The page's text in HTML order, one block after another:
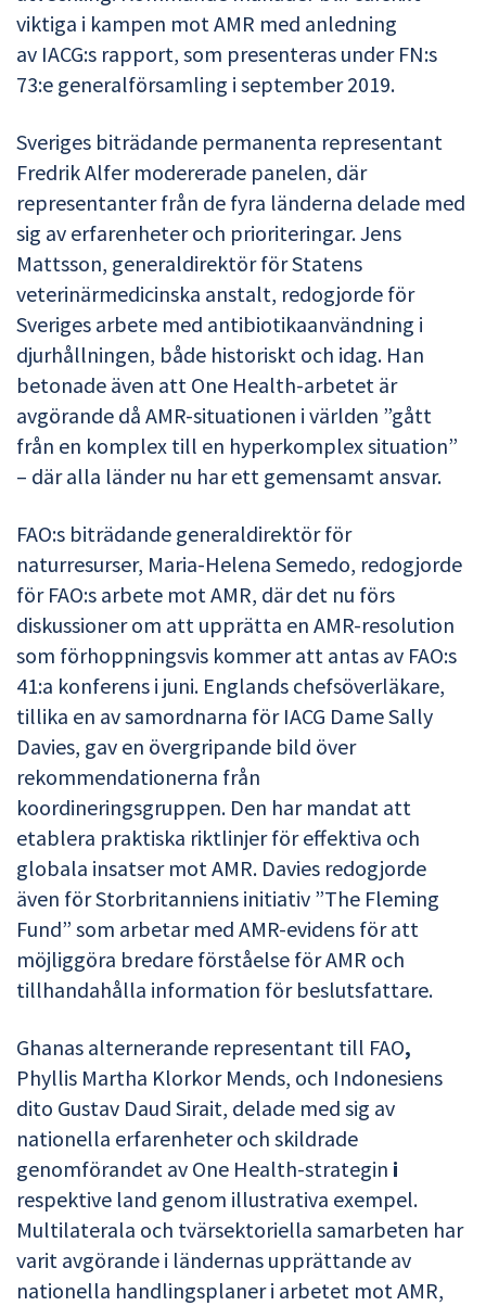
viktiga i kampen mot AMR med anledning
av IACG:s rapport, som presenteras under FN:s
73:e generalförsamling i september 2019.
Sveriges biträdande permanenta representant
Fredrik Alfer modererade panelen, där
representanter från de fyra länderna delade med
sig av erfarenheter och prioriteringar. Jens
Mattsson, generaldirektör för Statens
veterinärmedicinska anstalt, redogjorde för
Sveriges arbete med antibiotikaanvändning i
djurhållningen, både historiskt och idag. Han
betonade även att One Health-arbetet är
avgörande då AMR-situationen i världen ”gått
från en komplex till en hyperkomplex situation”
– där alla länder nu har ett gemensamt ansvar.
FAO:s biträdande generaldirektör för
naturresurser, Maria-Helena Semedo, redogjorde
för FAO:s arbete mot AMR, där det nu förs
diskussioner om att upprätta en AMR-resolution
som förhoppningsvis kommer att antas av FAO:s
41:a konferens i juni. Englands chefsöverläkare,
tillika en av samordnarna för IACG Dame Sally
Davies, gav en övergripande bild över
rekommendationerna från
koordineringsgruppen. Den har mandat att
etablera praktiska riktlinjer för effektiva och
globala insatser mot AMR. Davies redogjorde
även för Storbritanniens initiativ ”The Fleming
Fund” som arbetar med AMR-evidens för att
möjliggöra bredare förståelse för AMR och
tillhandahålla information för beslutsfattare.
Ghanas alternerande representant till FAO,
Phyllis Martha Klorkor Mends, och Indonesiens
dito Gustav Daud Sirait, delade med sig av
nationella erfarenheter och skildrade
genomförandet av One Health-strategin i
respektive land genom illustrativa exempel.
Multilaterala och tvärsektoriella samarbeten har
varit avgörande i ländernas upprättande av
nationella handlingsplaner i arbetet mot AMR,